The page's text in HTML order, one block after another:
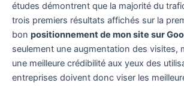
études démontrent que la majorité du
trois premiers résultats affichés sur la
bon positionnement de mon site sur
seulement une augmentation des visites,
une meilleure crédibilité aux yeux des
entreprises doivent donc viser les